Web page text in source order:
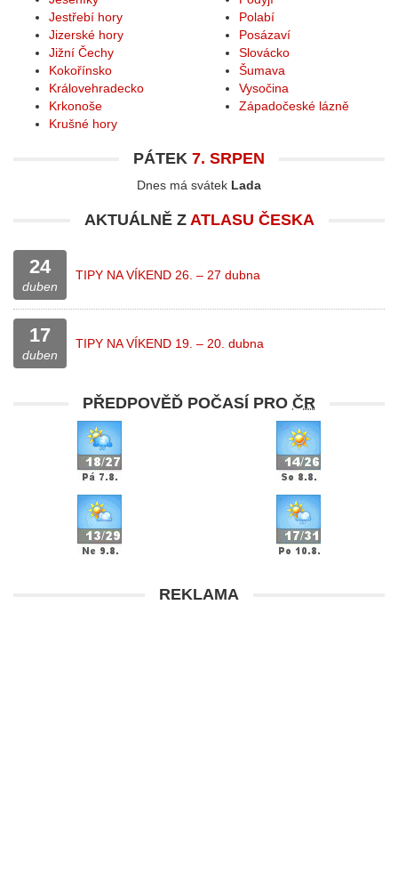
Jestřebí hory
Jizerské hory
Jižní Čechy
Kokořínsko
Královehradecko
Krkonoše
Krušné hory
Polabí
Posázaví
Slovácko
Šumava
Vysočina
Západočeské lázně
PÁTEK 7. SRPEN
Dnes má svátek Lada
AKTUÁLNĚ Z ATLASU ČESKA
24
duben
TIPY NA VÍKEND 26. – 27 dubna
17
duben
TIPY NA VÍKEND 19. – 20. dubna
PŘEDPOVĚĎ POČASÍ PRO ČR
REKLAMA